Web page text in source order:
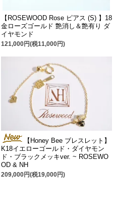
【ROSEWOOD Rose ピアス (S) 】18
金ローズゴールド 艶消し＆艶有り ダ
イヤモンド
121,000円(税11,000円)
【Honey Bee ブレスレット】
K18イエローゴールド・ダイヤモン
ド・ブラックメッキver. ~ ROSEWO
OD & NH
209,000円(税19,000円)